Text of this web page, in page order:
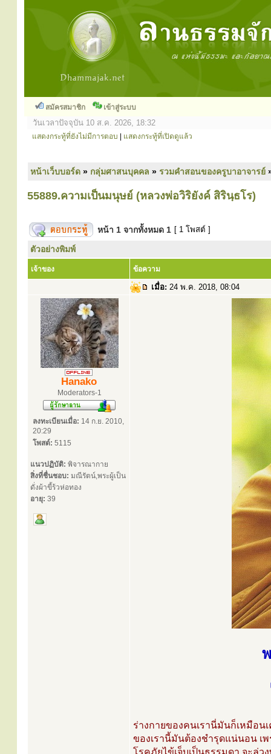
สมัครสมาชิก เข้าสู่ระบบ
วันเวลาปัจจุบัน 10 ส.ค. 2026, 18:32
แสดงกระทู้ที่ยังไม่มีการตอบ แสดงกระทู้ที่เปิดดูแล้ว
หน้าเว็บบอร์ด » กลุ่มศาสนบุคคล » รวมคำสอนของครูบาอาจารย์
55889.ความเป็นมนุษย์ (หลวงพ่อวิริยังค์ สิรินฺธโร)
หน้า 1 จากทั้งหมด 1 [ 1 โพสต์ ]
ตัวอย่างพิมพ์
เจ้าของ ข้อความ
เมื่อ: 24 พ.ค. 2018, 08:04
Hanako
Moderators-1
ลงทะเบียนเมื่อ: 14 ก.ย. 2010,
20:29
โพสต์: 5115
แนวปฏิบัติ: พิจารณากาย
สิ่งที่ชื่นชอบ: มณีรัตน์,พระผู้เป็น
ดั่งผ้าขี้ร้วห่อทอง
อายุ: 39
ร่างกายของคนเรานี่มันก็เหมือน
ของเรานี้มันต้องชำรุดแน่นอน เ
โรคภัยไข้เจ็บเป็นธรรมดา จะล่